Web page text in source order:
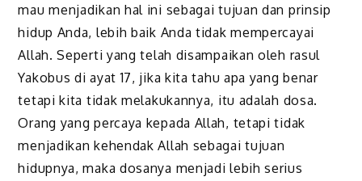
mau menjadikan hal ini sebagai tujuan dan prinsip
hidup Anda, lebih baik Anda tidak mempercayai
Allah. Seperti yang telah disampaikan oleh rasul
Yakobus di ayat 17, jika kita tahu apa yang benar
tetapi kita tidak melakukannya, itu adalah dosa.
Orang yang percaya kepada Allah, tetapi tidak
menjadikan kehendak Allah sebagai tujuan
hidupnya, maka dosanya menjadi lebih serius